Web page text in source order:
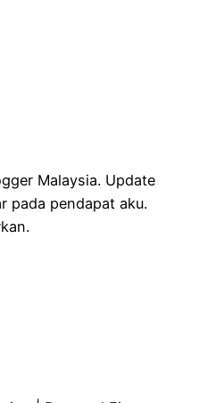
Malaysia. Update
pada pendapat aku.